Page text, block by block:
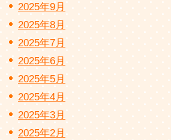
2025年9月
2025年8月
2025年7月
2025年6月
2025年5月
2025年4月
2025年3月
2025年2月